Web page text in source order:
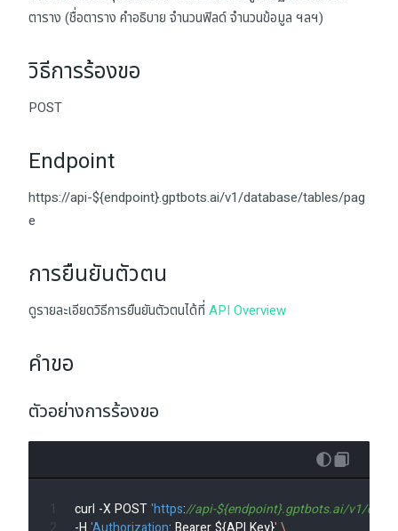
ตาราง (ชื่อตาราง คำอธิบาย จำนวนฟิลด์ จำนวนข้อมูล ฯลฯ)
วิธีการร้องขอ
POST
Endpoint
https://api-${endpoint}.gptbots.ai/v1/database/tables/pag
e
การยืนยันตัวตน
ดูรายละเอียดวิธีการยืนยันตัวตนได้ที่ API Overview
คำขอ
ตัวอย่างการร้องขอ
curl -X POST 'https://api-${endpoint}.gptbots.ai/v1/